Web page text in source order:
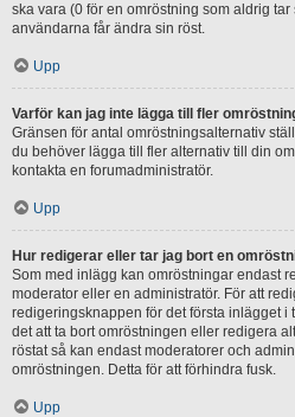
ska vara (0 för en omröstning som aldrig
användarna får ändra sin röst.
Upp
Varför kan jag inte lägga till fler
Gränsen för antal omröstningsalternativ
du behöver lägga till fler alternativ till din
kontakta en forumadministratör.
Upp
Hur redigerar eller tar jag bort en
Som med inlägg kan omröstningar endast
moderator eller en administratör. För att
redigeringsknappen för det första inlägget i
det att ta bort omröstningen eller redigera
röstat så kan endast moderatorer och
omröstningen. Detta för att förhindra fusk.
Upp